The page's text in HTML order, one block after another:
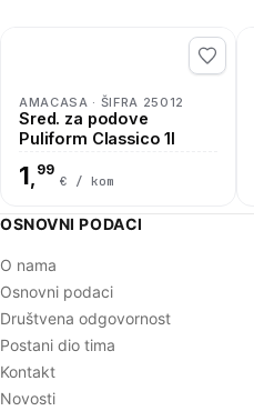
AMACASA · ŠIFRA 25012
Sred. za podove
Puliform Classico 1l
1, 99
€ / kom
OSNOVNI PODACI
O nama
Osnovni podaci
Društvena odgovornost
Postani dio tima
Kontakt
Novosti